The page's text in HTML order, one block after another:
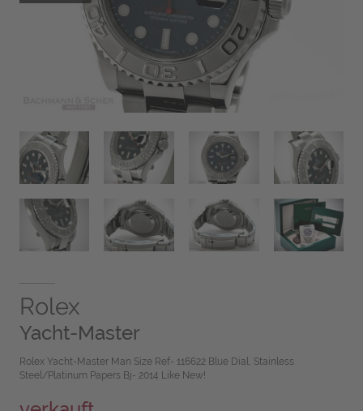
Rolex
Yacht-Master
Rolex Yacht-Master Man Size Ref- 116622 Blue Dial, Stainless
Steel/Platinum Papers Bj- 2014 Like New!